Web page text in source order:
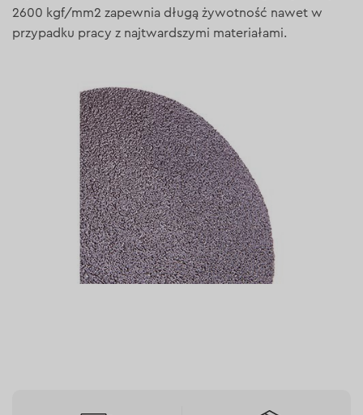
2600 kgf/mm2 zapewnia długą żywotność nawet w
przypadku pracy z najtwardszymi materiałami.
Zastosowanie ciężkiego papieru podkładowego o